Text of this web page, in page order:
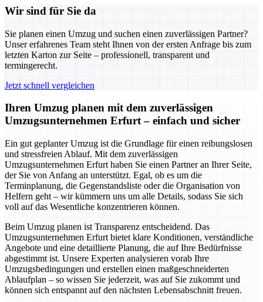
Wir sind für Sie da
Sie planen einen Umzug und suchen einen zuverlässigen Partner?
Unser erfahrenes Team steht Ihnen von der ersten Anfrage bis zum
letzten Karton zur Seite – professionell, transparent und
termingerecht.
Jetzt schnell vergleichen
Ihren Umzug planen mit dem zuverlässigen
Umzugsunternehmen Erfurt – einfach und sicher
Ein gut geplanter Umzug ist die Grundlage für einen reibungslosen
und stressfreien Ablauf. Mit dem zuverlässigen
Umzugsunternehmen Erfurt haben Sie einen Partner an Ihrer Seite,
der Sie von Anfang an unterstützt. Egal, ob es um die
Terminplanung, die Gegenstandsliste oder die Organisation von
Helfern geht – wir kümmern uns um alle Details, sodass Sie sich
voll auf das Wesentliche konzentrieren können.
Beim Umzug planen ist Transparenz entscheidend. Das
Umzugsunternehmen Erfurt bietet klare Konditionen, verständliche
Angebote und eine detaillierte Planung, die auf Ihre Bedürfnisse
abgestimmt ist. Unsere Experten analysieren vorab Ihre
Umzugsbedingungen und erstellen einen maßgeschneiderten
Ablaufplan – so wissen Sie jederzeit, was auf Sie zukommt und
können sich entspannt auf den nächsten Lebensabschnitt freuen.